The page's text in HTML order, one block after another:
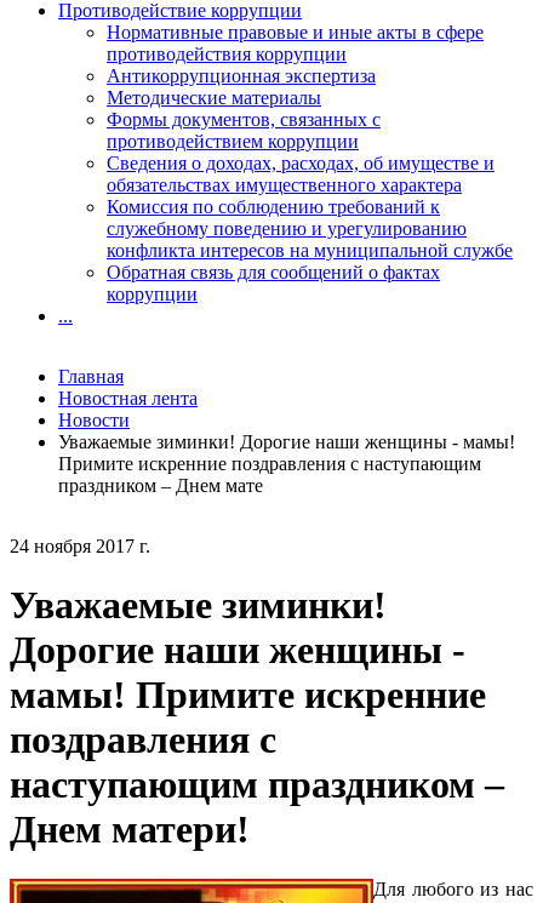
24 ноября 2017 г.
Уважаемые зиминки!
Дорогие наши женщины -
мамы! Примите искренние
поздравления с
наступающим праздником –
Днем матери!
Для любого из нас
Противодействие коррупции
Нормативные правовые и иные акты в сфере
противодействия коррупции
Антикоррупционная экспертиза
Методические материалы
Формы документов, связанных с
противодействием коррупции
Сведения о доходах, расходах, об имуществе и
обязательствах имущественного характера
Комиссия по соблюдению требований к
служебному поведению и урегулированию
конфликта интересов на муниципальной службе
Обратная связь для сообщений о фактах
коррупции
...
Главная
Новостная лента
Новости
Уважаемые зиминки! Дорогие наши женщины - мамы!
Примите искренние поздравления с наступающим
праздником – Днем мате